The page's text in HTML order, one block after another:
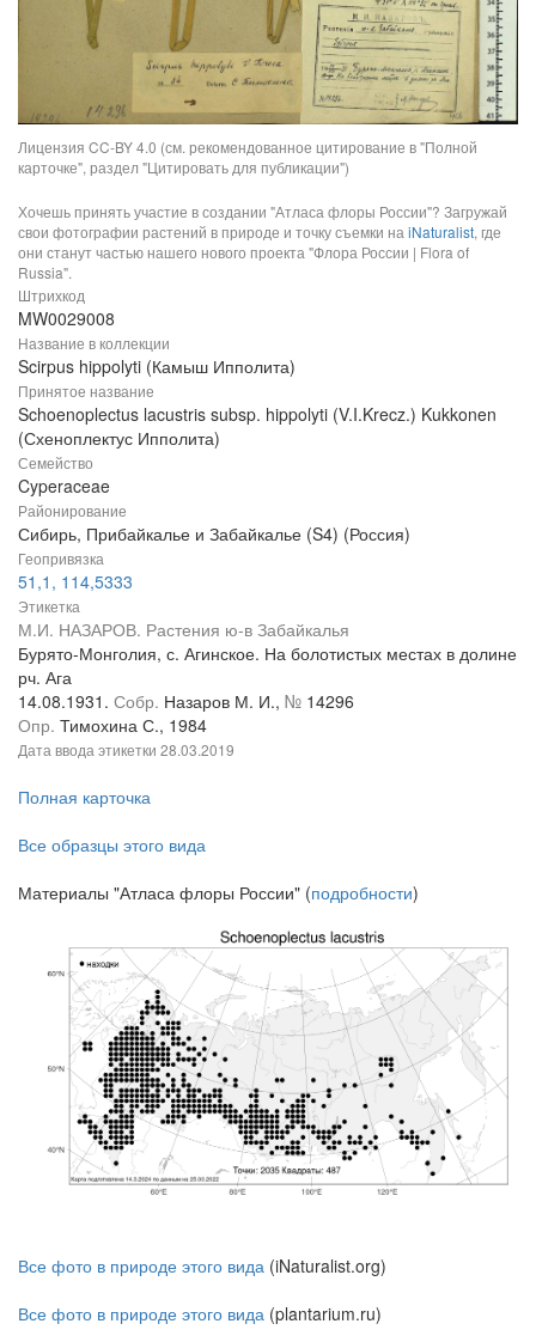
Лицензия CC-BY 4.0 (см. рекомендованное цитирование в "Полной
карточке", раздел "Цитировать для публикации")
Хочешь принять участие в создании "Атласа флоры России"? Загружай
свои фотографии растений в природе и точку съемки на iNaturalist, где
они станут частью нашего нового проекта "Флора России | Flora of
Russia".
Штрихкод
MW0029008
Название в коллекции
Scirpus hippolyti (Камыш Ипполита)
Принятое название
Schoenoplectus lacustris subsp. hippolyti (V.I.Krecz.) Kukkonen
(Схеноплектус Ипполита)
Семейство
Cyperaceae
Районирование
Сибирь, Прибайкалье и Забайкалье (S4) (Россия)
Геопривязка
51,1, 114,5333
Этикетка
М.И. НАЗАРОВ. Растения ю-в Забайкалья
Бурято-Монголия, с. Агинское. На болотистых местах в долине
рч. Ага
14.08.1931. Собр. Назаров М. И., № 14296
Опр. Тимохина С., 1984
Дата ввода этикетки 28.03.2019
Полная карточка
Все образцы этого вида
Материалы "Атласа флоры России" (подробности)
Все фото в природе этого вида (iNaturalist.org)
Все фото в природе этого вида (plantarium.ru)